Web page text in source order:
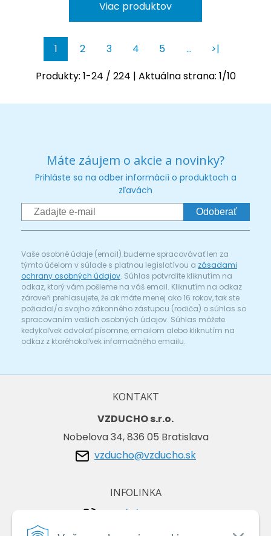
Viac produktov
1 2 3 4 5 …
>|
Produkty: 1-24 / 224 | Aktuálna strana: 1/10
Máte záujem o akcie a novinky?
Prihláste sa na odber informácií o produktoch a
zľavách
Odoberať
Vaše osobné údaje (email) budeme spracovávať len za
týmto účelom v súlade s platnou legislatívou a zásadami
ochrany osobných údajov. Súhlas potvrdíte kliknutím na
odkaz, ktorý vám pošleme na váš email. Kliknutím na odkaz
zároveň prehlasujete, že ak máte menej ako 16 rokov, tak ste
požiadal/a svojho zákonného zástupcu (rodiča) o súhlas so
spracovaním vašich osobných údajov. Súhlas môžete
kedykoľvek odvolať písomne, emailom alebo kliknutím na
odkaz z ktoréhokoľvek informačného emailu.
KONTAKT
VZDUCHO s.r.o.
Nobelova 34, 836 05 Bratislava
vzducho@vzducho.sk
INFOLINKA
+421/2/4464 0134
+421/903 729 042